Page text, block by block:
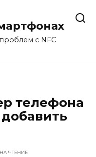
с NFC
телефона
НА ЧТЕНИЕ